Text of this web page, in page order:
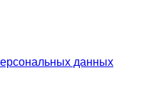
данных